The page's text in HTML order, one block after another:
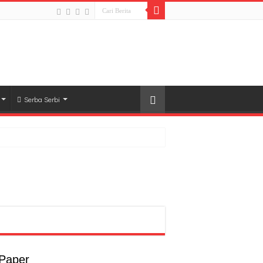
Serba Serbi